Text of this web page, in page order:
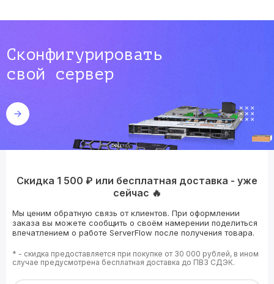
Сконфигурировать
свой сервер
Скидка 1 500 ₽ или бесплатная доставка - уже
сейчас 🔥
Мы ценим обратную связь от клиентов. При оформлении
заказа вы можете сообщить о своём намерении поделиться
впечатлением о работе ServerFlow после получения товара.
* - скидка предоставляется при покупке от 30 000 рублей, в ином
случае предусмотрена бесплатная доставка до ПВЗ СДЭК.